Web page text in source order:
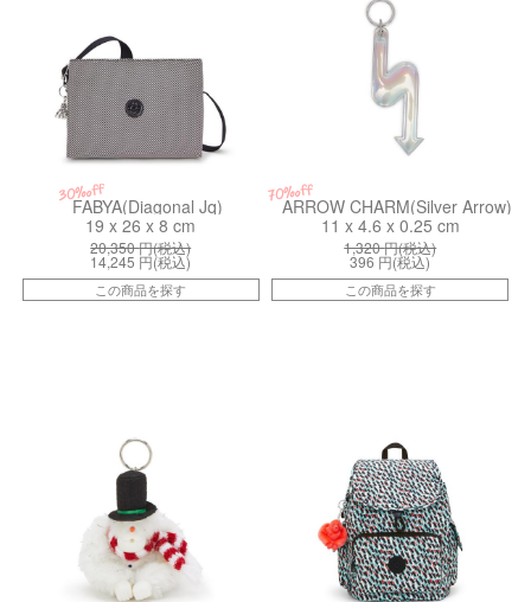
30%off
FABYA(Diagonal Jq)
19 x 26 x 8 cm
20,350円(税込)
14,245 円(税込)
この商品を探す
70%off
ARROW CHARM(Silver Arrow)
11 x 4.6 x 0.25 cm
1,320円(税込)
396 円(税込)
この商品を探す